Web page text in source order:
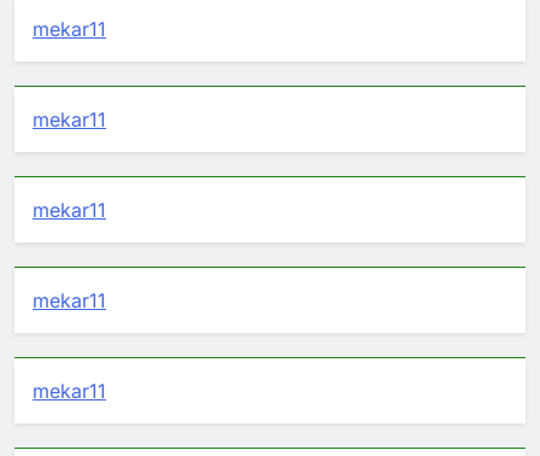
mekar11
mekar11
mekar11
mekar11
mekar11